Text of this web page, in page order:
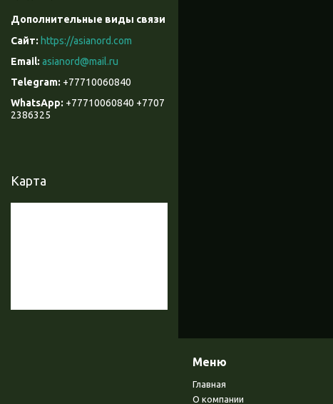
https://asianord.com
asianord@mail.ru
+77710060840
+77710060840 +7707
2386325
Карта
Меню
Главная
О компании